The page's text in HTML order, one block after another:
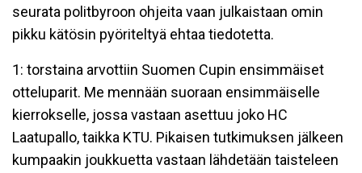
seurata politbyroon ohjeita vaan julkaistaan omin
pikku kätösin pyöriteltyä ehtaa tiedotetta.
1: torstaina arvottiin Suomen Cupin ensimmäiset
otteluparit. Me mennään suoraan ensimmäiselle
kierrokselle, jossa vastaan asettuu joko HC
Laatupallo, taikka KTU. Pikaisen tutkimuksen jälkeen
kumpaakin joukkuetta vastaan lähdetään taisteleen